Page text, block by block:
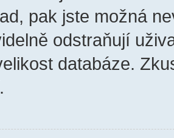
pak jste možná
odstraňují
databáze.